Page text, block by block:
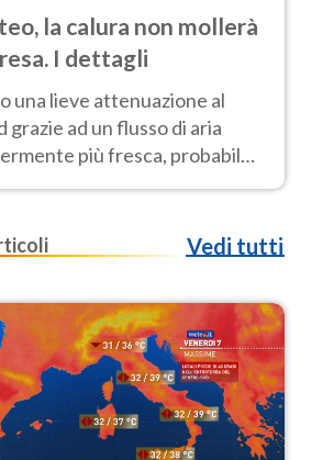
la calura non mollerà
I dettagli
una lieve attenuazione al
grazie ad un flusso di aria
più fresca, probabile
rinforzo dell’anticiclone
Vedi tutti